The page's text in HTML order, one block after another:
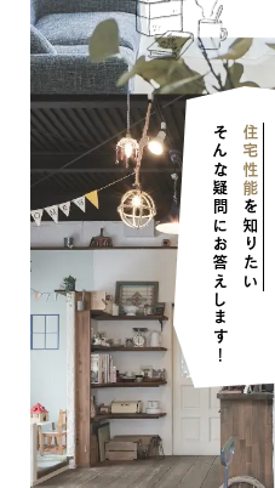
住宅性能
を知りたい
そんな疑問にお答えします！